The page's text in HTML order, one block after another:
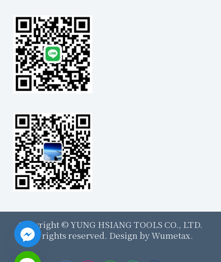
Copyright ©YUNG HSIANG TOOLS CO., LTD.
All rights reserved. Design byWumetax.